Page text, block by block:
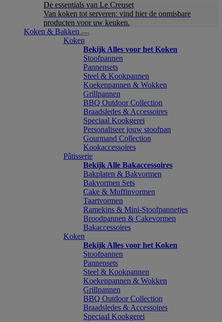
De essentials van Le Creuset
Van koken tot serveren: vind hier de onmisbare
producten voor uw keuken.
Koken & Bakken
Koken
Bekijk Alles voor het Koken
Stoofpannen
Pannensets
Steel & Kookpannen
Koekenpannen & Wokken
Grillpannen
BBQ Outdoor Collection
Braadsledes & Accessoires
Speciaal Kookgerei
Personaliseer jouw stoofpan
Gourmand Collection
Kookaccessoires
Pâtisserie
Bekijk Alle Bakaccessoires
Bakplaten & Bakvormen
Bakvormen Sets
Cake & Muffinvormen
Taartvormen
Ramekins & Mini-Stoofpannetjes
Broodpannen & Cakevormen
Bakaccessoires
Koken
Bekijk Alles voor het Koken
Stoofpannen
Pannensets
Steel & Kookpannen
Koekenpannen & Wokken
Grillpannen
BBQ Outdoor Collection
Braadsledes & Accessoires
Speciaal Kookgerei